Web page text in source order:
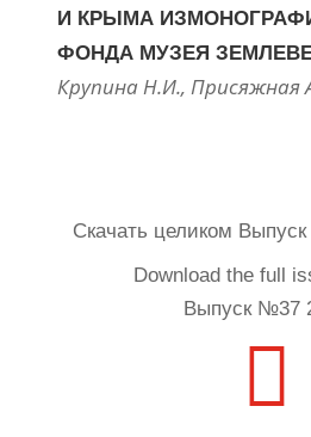
И КРЫМА
ФОНДА МУЗЕЯ
Крупина Н.И., Присяжная
Скачать целиком
Download the full
Выпуск №37
